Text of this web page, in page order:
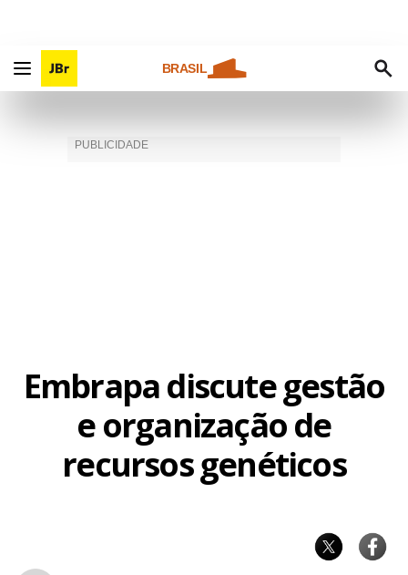
BRASIL
Embrapa discute gestão
e organização de
recursos genéticos